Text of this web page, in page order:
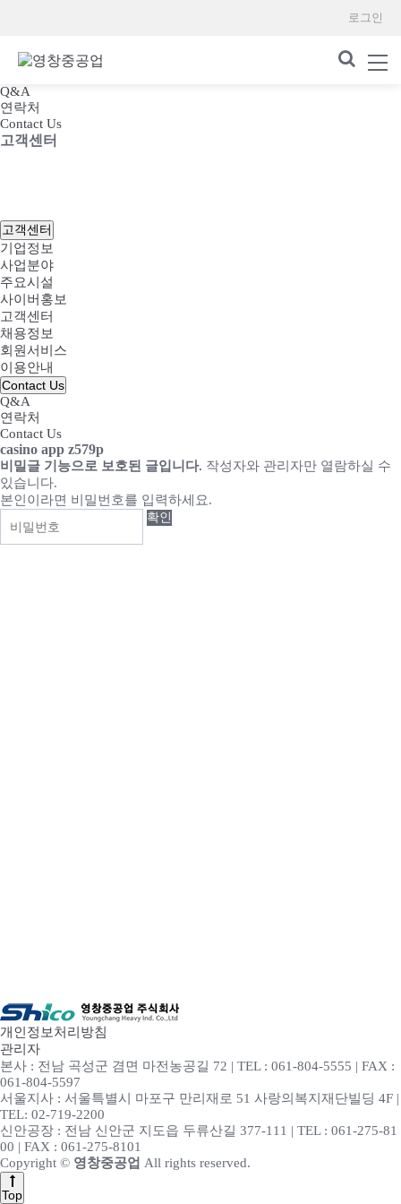
로그인
Q&A
연락처
Contact Us
고객센터
고객센터
기업정보
사업분야
주요시설
사이버홍보
고객센터
채용정보
회원서비스
이용안내
Contact Us
Q&A
연락처
Contact Us
casino app z579p
비밀글 기능으로 보호된 글입니다. 작성자와 관리자만 열람하실 수
있습니다.
본인이라면 비밀번호를 입력하세요.
개인정보처리방침
관리자
본사 : 전남 곡성군 겸면 마전농공길 72 | TEL : 061-804-5555 | FAX :
061-804-5597
서울지사 : 서울특별시 마포구 만리재로 51 사랑의복지재단빌딩 4F |
TEL: 02-719-2200
신안공장 : 전남 신안군 지도읍 두류산길 377-111 | TEL : 061-275-81
00 | FAX : 061-275-8101
Copyright © 영창중공업 All rights reserved.
Top